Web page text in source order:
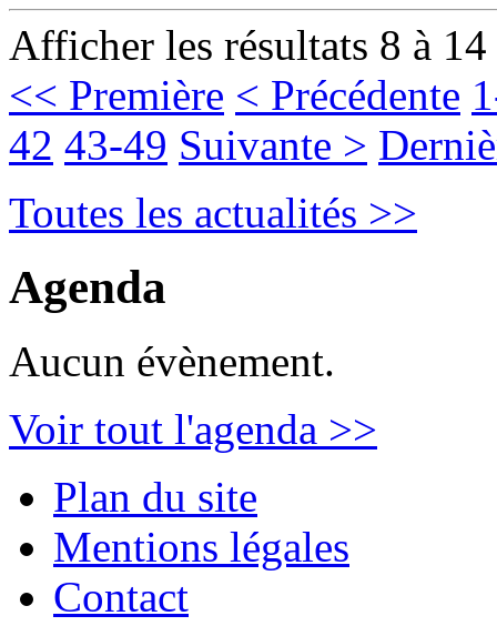
Afficher les résultats 8 à
<< Première < Précédente
42 43-49 Suivante >
Toutes les actualités >>
Agenda
Aucun évènement.
Voir tout l'agenda >>
Plan du site
Mentions légales
Contact